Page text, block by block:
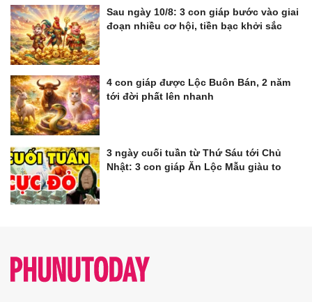
Sau ngày 10/8: 3 con giáp bước vào giai
đoạn nhiều cơ hội, tiền bạc khởi sắc
4 con giáp được Lộc Buôn Bán, 2 năm
tới đời phất lên nhanh
3 ngày cuối tuần từ Thứ Sáu tới Chủ
Nhật: 3 con giáp Ăn Lộc Mẫu giàu to